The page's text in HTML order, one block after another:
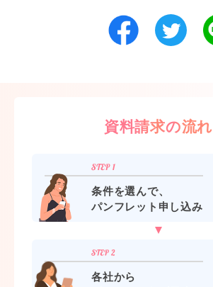
資料請求の流れ
条件を選んで、
パンフレット申し込み
各社から